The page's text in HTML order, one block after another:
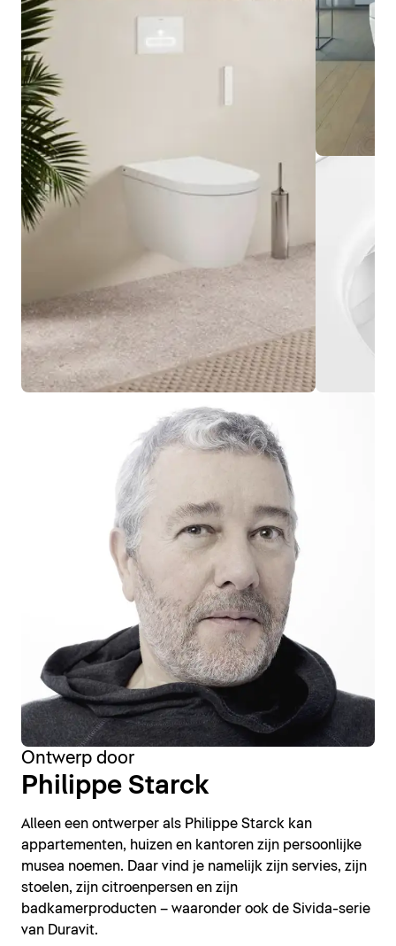
Ontwerp door
Philippe Starck
Alleen een ontwerper als Philippe Starck kan
appartementen, huizen en kantoren zijn persoonlijke
musea noemen. Daar vind je namelijk zijn servies, zijn
stoelen, zijn citroenpersen en zijn
badkamerproducten – waaronder ook de Sivida-serie
van Duravit.